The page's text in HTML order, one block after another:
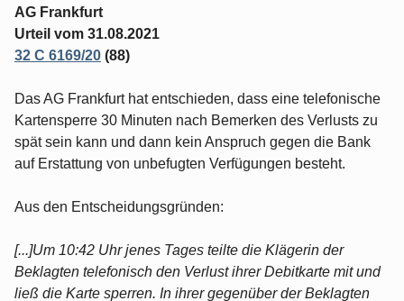
AG Frankfurt
Urteil vom 31.08.2021
32 C 6169/20 (88)
Das AG Frankfurt hat entschieden, dass eine telefonische
Kartensperre 30 Minuten nach Bemerken des Verlusts zu
spät sein kann und dann kein Anspruch gegen die Bank
auf Erstattung von unbefugten Verfügungen besteht.
Aus den Entscheidungsgründen:
[...]Um 10:42 Uhr jenes Tages teilte die Klägerin der
Beklagten telefonisch den Verlust ihrer Debitkarte mit und
ließ die Karte sperren. In ihrer gegenüber der Beklagten